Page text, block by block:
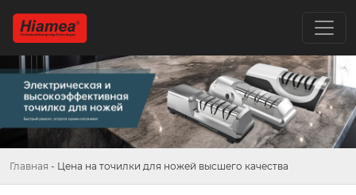
Главная - Цена на точилки для ножей высшего качества